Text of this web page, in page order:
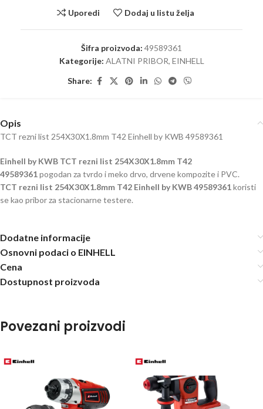
Uporedi Dodaj u listu želja
Šifra proizvoda: 49589361
Kategorije: ALATNI PRIBOR, EINHELL
Share:
Opis
TCT rezni list 254X30X1.8mm T42 Einhell by KWB 49589361
Einhell by KWB TCT rezni list 254X30X1.8mm T42
49589361pogodan za tvrdo i meko drvo, drvene kompozite i PVC.
TCT rezni list 254X30X1.8mm T42 Einhell by KWB 49589361koristi
se kao pribor za stacionarne testere.
Dodatne informacije
Osnovni podaci o EINHELL
Cena
Dostupnost proizvoda
Povezani proizvodi